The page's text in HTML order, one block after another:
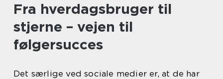
Fra hverdagsbruger til
stjerne – vejen til
følgersucces
Det særlige ved sociale medier er, at de har